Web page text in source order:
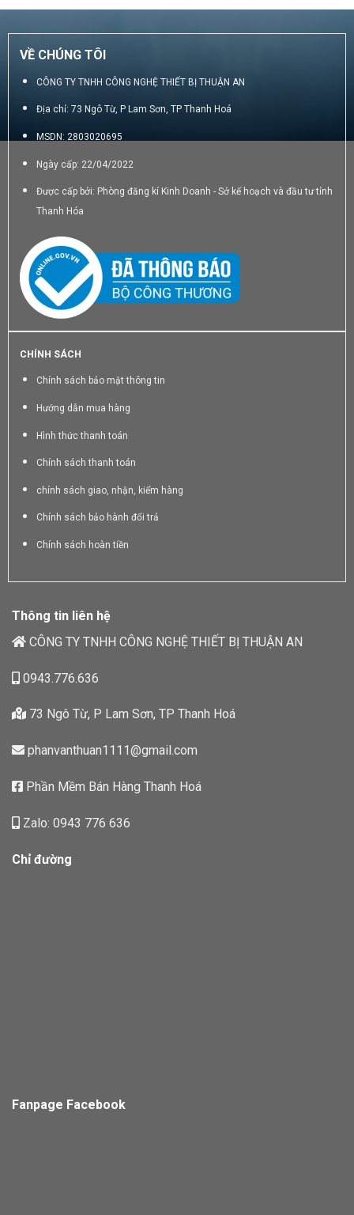
1.290.000₫.
VỀ CHÚNG TÔI
CÔNG TY TNHH CÔNG NGHỆ THIẾT BỊ THUẬN AN
Địa chỉ: 73 Ngô Từ, P Lam Sơn, TP Thanh Hoá
MSDN: 2803020695
Ngày cấp: 22/04/2022
Được cấp bởi: Phòng đăng kí Kinh Doanh - Sở kế hoạch và đầu tư tỉnh
Thanh Hóa
CHÍNH SÁCH
Chính sách bảo mật thông tin
Hướng dẫn mua hàng
Hình thức thanh toán
Chính sách thanh toán
chính sách giao, nhận, kiểm hàng
Chính sách bảo hành đổi trả
Chính sách hoàn tiền
Thông tin liên hệ
CÔNG TY TNHH CÔNG NGHỆ THIẾT BỊ THUẬN AN
0943.776.636
73 Ngô Từ, P Lam Sơn, TP Thanh Hoá
phanvanthuan1111@gmail.com
Phần Mềm Bán Hàng Thanh Hoá
Zalo: 0943 776 636
Chỉ đường
Fanpage Facebook